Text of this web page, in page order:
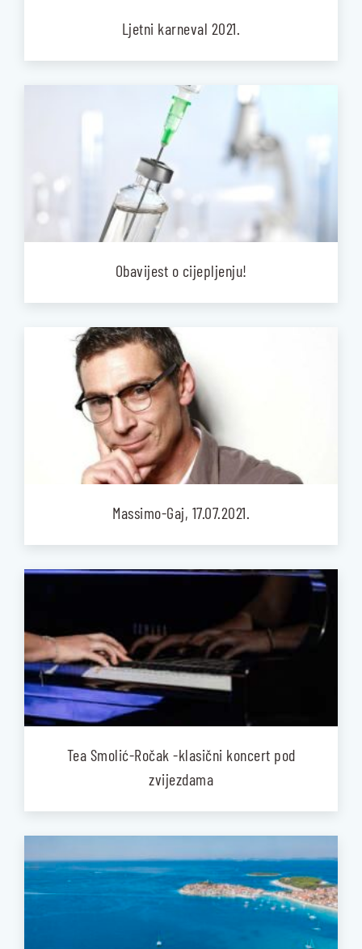
Ljetni karneval 2021.
Obavijest o cijepljenju!
Massimo-Gaj, 17.07.2021.
Tea Smolić-Ročak -klasični koncert pod
zvijezdama